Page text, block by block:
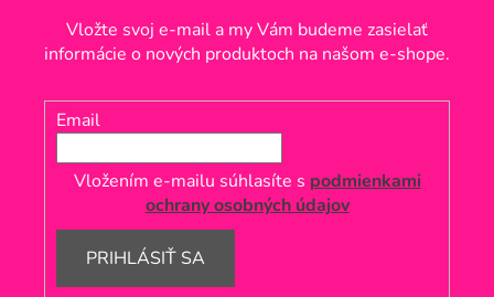
Vložte svoj e-mail a my Vám budeme zasielať
informácie o nových produktoch na našom e-shope.
Email
Vložením e-mailu súhlasíte s podmienkami
ochrany osobných údajov
PRIHLÁSIŤ SA